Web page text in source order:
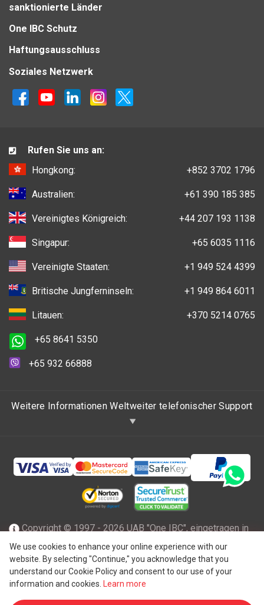
sanktionierte Länder
One IBC Schutz
Haftungsausschluss
Soziales Netzwerk
We use cookies to enhance your online experience with our
website. By selecting "Continue," you acknowledge that you
understand our Cookie Policy and consent to our use of your
information and cookies.
Learn more
Rufen Sie uns an:
Hongkong:
+852 3702 1796
Australien: +61 390 185 385
Vereinigtes Königreich: +44 207 193 1138
Singapur: +65 6035 1116
Vereinigte Staaten: +1 949 524 4399
Britische Jungferninseln: +1 949 864 6011
Litauen: +370 5214 0765
+65 8641 5350
+65 932 66888
Weitere Informationen Weltweiter telefonischer Support
Copyright © 1997 - 2026 UAB "One IBC", eingetragen in
der Republik Litauen mit beschränkter Haftung und Mitglied
des One IBC Netzwerks einer unabhängigen und separaten
juristischen Person, die mit der One IBC
Limited"), einer Schweizer Einheit, verbunden ist. Alle